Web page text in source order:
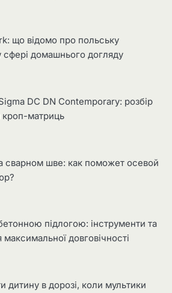
що відомо про польську
сфері домашнього догляду
DC DN Contemporary: розбір
кроп-матриць
сварном шве: как поможет осевой
підлогою: інструменти та
довговічності
дитину в дорозі, коли мультики